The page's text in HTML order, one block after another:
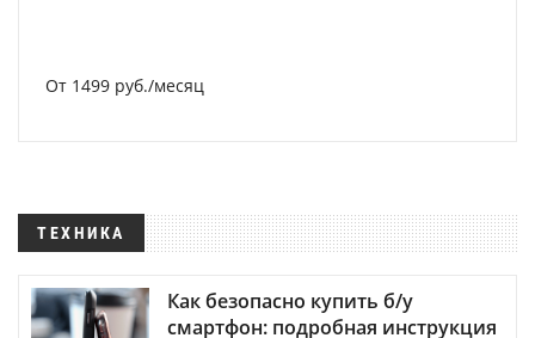
От 1499 руб./месяц
ТЕХНИКА
Как безопасно купить б/у
смартфон: подробная инструкция